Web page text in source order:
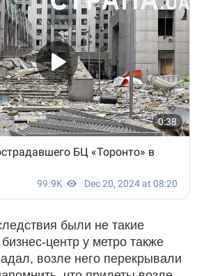
были не такие
центр у метро также
возле него перекрывали